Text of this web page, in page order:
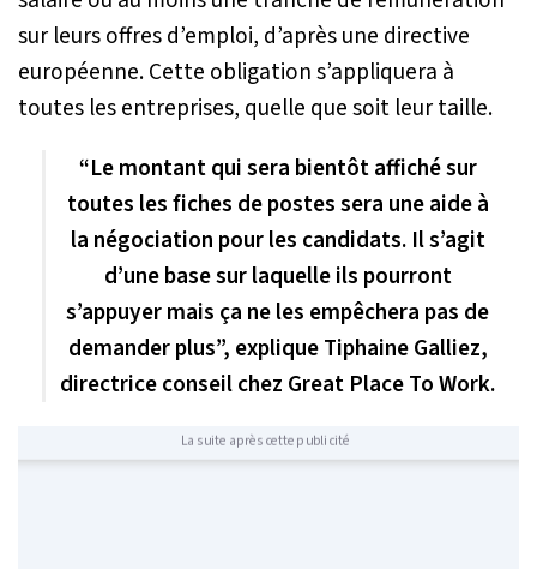
sur leurs offres d’emploi, d’après une directive
européenne. Cette obligation s’appliquera à
toutes les entreprises, quelle que soit leur taille.
“Le montant qui sera bientôt affiché sur
toutes les fiches de postes sera une aide à
la négociation pour les candidats. Il s’agit
d’une base sur laquelle ils pourront
s’appuyer mais ça ne les empêchera pas de
demander plus”, explique Tiphaine Galliez,
directrice conseil chez Great Place To Work.
La suite après cette publicité